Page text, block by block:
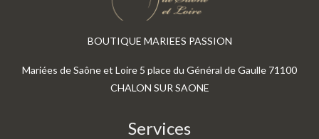
BOUTIQUE MARIEES PASSION
Mariées de Saône et Loire 5 place du Général de Gaulle 71100
CHALON SUR SAONE
Services